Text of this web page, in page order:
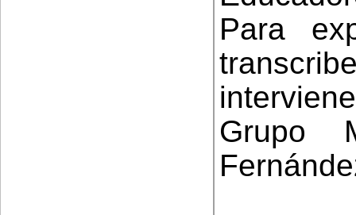
Para
Grupo